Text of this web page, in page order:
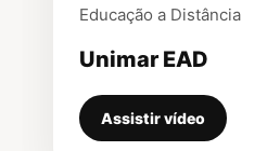
Educação a Distância
Unimar EAD
Assistir vídeo